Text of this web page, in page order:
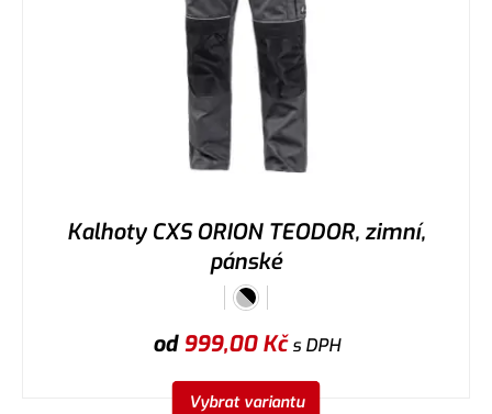
Kalhoty CXS ORION TEODOR, zimní,
pánské
od999,00Kčs DPH
Vybrat variantu